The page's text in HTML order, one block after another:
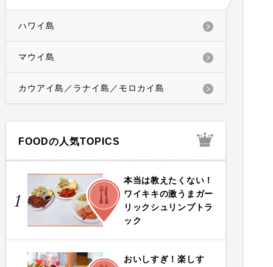
ハワイ島
マウイ島
カウアイ島／ラナイ島／モロカイ島
FOODの人気TOPICS
1
FOOD
本当は教えたくない！
ワイキキの激うまガー
リックシュリンプトラ
ック
FOOD
おいしすぎ！楽しす